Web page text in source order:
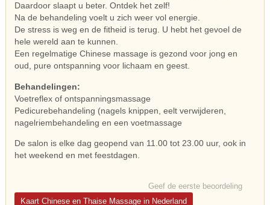
Daardoor slaapt u beter. Ontdek het zelf!
Na de behandeling voelt u zich weer vol energie.
De stress is weg en de fitheid is terug. U hebt het gevoel de
hele wereld aan te kunnen.
Een regelmatige Chinese massage is gezond voor jong en
oud, pure ontspanning voor lichaam en geest.
Behandelingen:
Voetreflex of ontspanningsmassage
Pedicurebehandeling (nagels knippen, eelt verwijderen,
nagelriembehandeling en een voetmassage
De salon is elke dag geopend van 11.00 tot 23.00 uur, ook in
het weekend en met feestdagen.
Geef de eerste beoordeling
Kaart Chinese en Thaise Massage in Nederland